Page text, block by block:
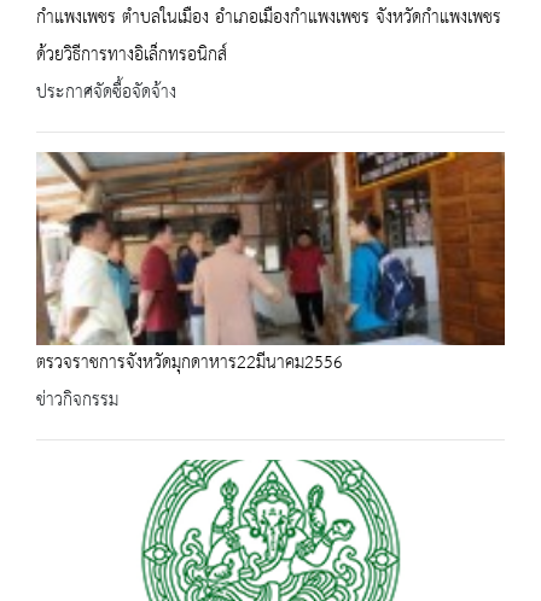
กำแพงเพชร ตำบลในเมือง อำเภอเมืองกำแพงเพชร จังหวัดกำแพงเพชร
ด้วยวิธีการทางอิเล็กทรอนิกส์
ประกาศจัดซื้อจัดจ้าง
ตรวจราชการจังหวัดมุกดาหาร22มีนาคม2556
ข่าวกิจกรรม